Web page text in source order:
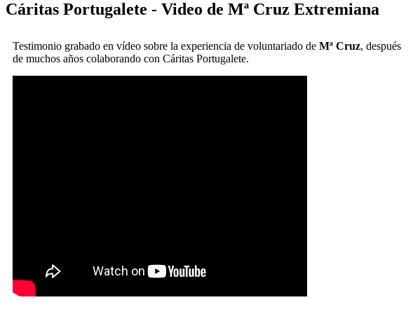
Cáritas Portugalete - Video de Mª Cruz Extremiana
Testimonio grabado en vídeo sobre la experiencia de voluntariado de Mª Cruz, después
de muchos años colaborando con Cáritas Portugalete.